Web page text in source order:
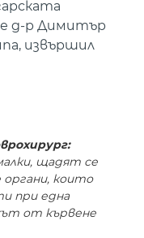
е д-р Димитър
извършил
щадят се
които
при една
от кървене